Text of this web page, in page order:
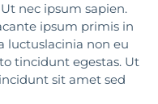
nec ipsum sapien.
ipsum primis in
luctuslacinia non eu
tincidunt egestas. Ut
sit amet sed